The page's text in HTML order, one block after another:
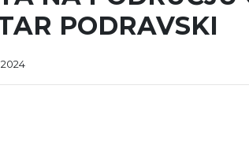
PODRAVSKI